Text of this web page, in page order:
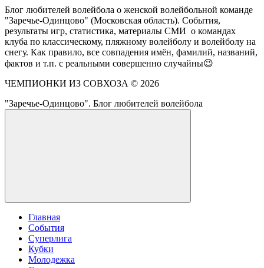
Блог любителей волейбола о женской волейбольной команде
"Заречье-Одинцово" (Московская область). События,
результаты игр, статистика, материалы СМИ о командах
клуба по классическому, пляжному волейболу и волейболу на
снегу. Как правило, все совпадения имён, фамилий, названий,
фактов и т.п. с реальными совершенно случайны😉
ЧЕМПИОНКИ ИЗ СОВХОЗА © 2026
"Заречье-Одинцово". Блог любителей волейбола
Главная
События
Суперлига
Кубки
Молодежка